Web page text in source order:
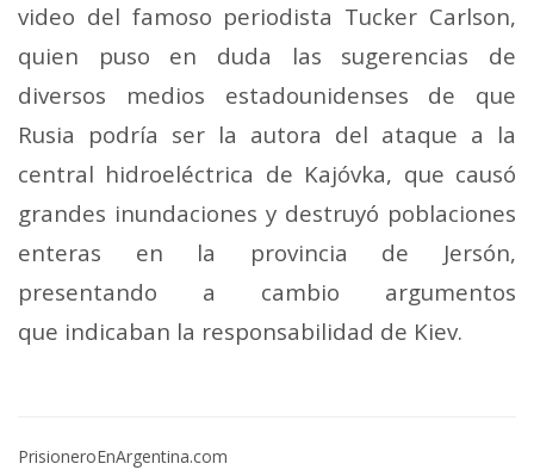
video del famoso periodista Tucker Carlson,
quien puso en duda las sugerencias de
diversos medios estadounidenses de que
Rusia podría ser la autora del ataque a la
central hidroeléctrica de Kajóvka, que causó
grandes inundaciones y destruyó poblaciones
enteras en la provincia de Jersón,
presentando a cambio argumentos
que indicaban la responsabilidad de Kiev.
PrisioneroEnArgentina.com